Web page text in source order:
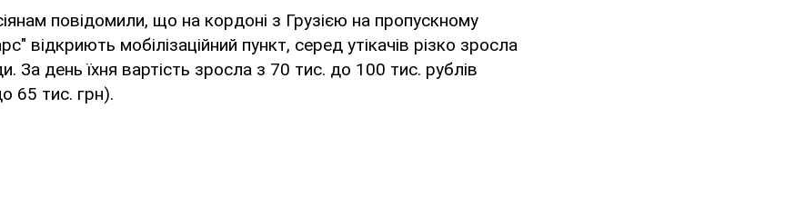
повідомили, що на кордоні з Грузією на пропускному
відкриють мобілізаційний пункт, серед утікачів різко зросла
За день їхня вартість зросла з 70 тис. до 100 тис. рублів
65 тис. грн).